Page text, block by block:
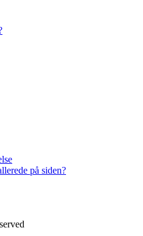
på siden?